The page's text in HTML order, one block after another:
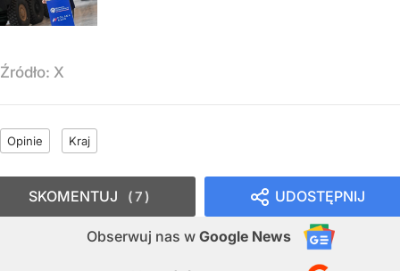
Źródło: X
Opinie Kraj
UDOSTĘPNIJ
Obserwuj nas w Google News
SKOMENTUJ 7